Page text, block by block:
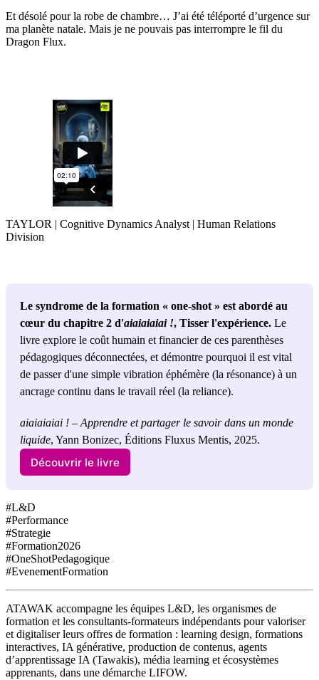
Et désolé pour la robe de chambre… J’ai été téléporté d’urgence sur
ma planète natale. Mais je ne pouvais pas interrompre le fil du
Dragon Flux.
TAYLOR | Cognitive Dynamics Analyst | Human Relations
Division
Le syndrome de la formation « one-shot » est abordé au
cœur du chapitre 2 d'aiaiaiaiai !, Tisser l'expérience. Le
livre explore le coût humain et financier de ces parenthèses
pédagogiques déconnectées, et démontre pourquoi il est vital
de passer d'une simple vibration éphémère (la résonance) à un
ancrage continu dans le travail réel (la reliance).
aiaiaiaiai ! – Apprendre et partager le savoir dans un monde
liquide, Yann Bonizec, Éditions Fluxus Mentis, 2025.
Découvrir le livre
#L&D
#Performance
#Strategie
#Formation2026
#OneShotPedagogique
#EvenementFormation
ATAWAK accompagne les équipes L&D, les organismes de
formation et les consultants-formateurs indépendants pour valoriser
et digitaliser leurs offres de formation : learning design, formations
interactives, IA générative, production de contenus, agents
d’apprentissage IA (Tawakis), média learning et écosystèmes
apprenants, dans une démarche LIFOW.